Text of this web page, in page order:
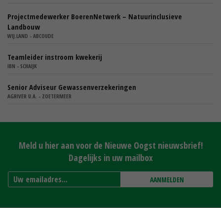
Projectmedewerker BoerenNetwerk – Natuurinclusieve
Landbouw
WIJ.LAND - ABCOUDE
Teamleider instroom kwekerij
IBN - SCHAIJK
Senior Adviseur Gewassenverzekeringen
AGRIVER U.A. - ZOETERMEER
Meld u hier aan voor de Nieuwe Oogst nieuwsbrief!
Dagelijks in uw mailbox
AANMELDEN